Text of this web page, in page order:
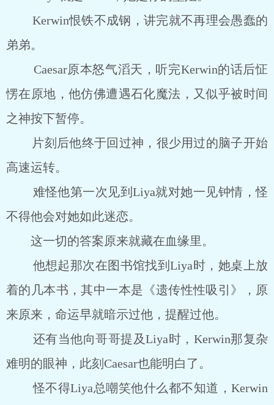
Kerwin恨铁不成钢，讲完就不再理会愚蠢的
弟弟。
Caesar原本怒气滔天，听完Kerwin的话后怔
愣在原地，他仿佛遭遇石化魔法，又似乎被时间
之神按下暂停。
片刻后他终于回过神，很少用过的脑子开始
高速运转。
难怪他第一次见到Liya就对她一见钟情，怪
不得他会对她如此迷恋。
这一切的答案原来就藏在血缘里。
他想起那次在图书馆找到Liya时，她桌上放
着的几本书，其中一本是《遗传性性吸引》，原
来原来，命运早就暗示过他，提醒过他。
还有当他向哥哥提及Liya时，Kerwin那复杂
难明的眼神，此刻Caesar也能明白了。
怪不得Liya总嘲笑他什么都不知道，Kerwin